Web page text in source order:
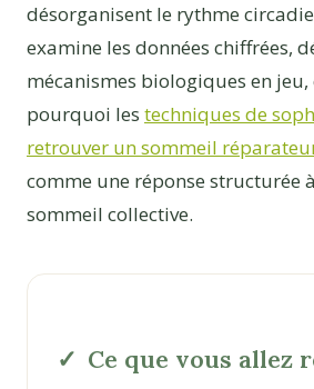
désorganisent le rythme
examine les données chiffrées,
mécanismes biologiques en
pourquoi les techniques de
retrouver un sommeil
comme une réponse structurée
sommeil collective.
Ce que vous allez